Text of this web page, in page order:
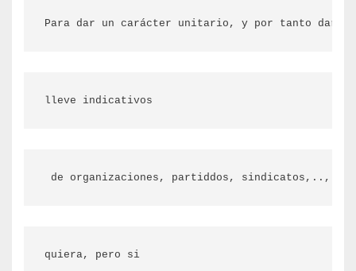
Para dar un carácter unitario, y por tanto dar
lleve indicativos
de organizaciones, partiddos, sindicatos,..,
quiera, pero si